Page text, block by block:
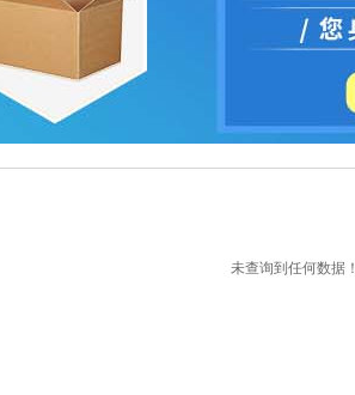
未查询到任何数据！